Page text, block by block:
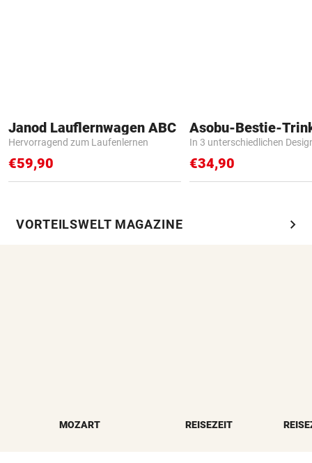
Janod Lauflernwagen ABC
Hervorragend zum Laufenlernen
€59,90
Asobu-Bestie-
In 3 unterschiedlichen
€34,90
VORTEILSWELT MAGAZINE chevron_right
MOZART REISEZEIT